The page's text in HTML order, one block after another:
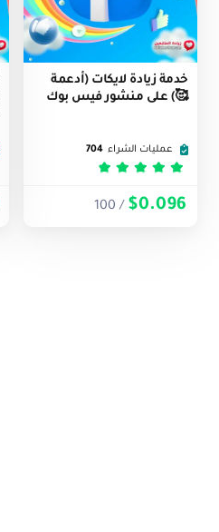
خدمة زيادة لايكات (أدعمة
🥰) على منشور فيس بوك
عمليات الشراء 704
تم التقييم 5
$0.096
/ 100